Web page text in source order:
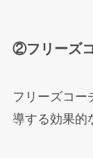
②フリーズ
フリーズコー
導する効果的